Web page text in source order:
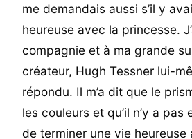
me demandais aussi s’il y
heureuse avec la princesse.
compagnie et à ma grande
créateur, Hugh Tessner lui-
répondu. Il m’a dit que le
les couleurs et qu’il n’y a pas
de terminer une vie heureuse